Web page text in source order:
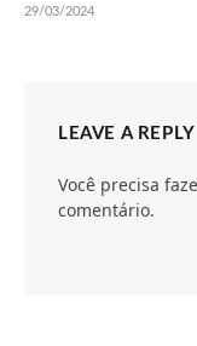
29/03/2024
LEAVE A REPLY
Você precisa
comentário.